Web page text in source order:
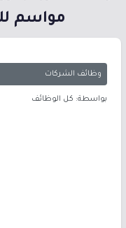
مواسم
وظائف الشركات
بواسطة: كل الوظائف